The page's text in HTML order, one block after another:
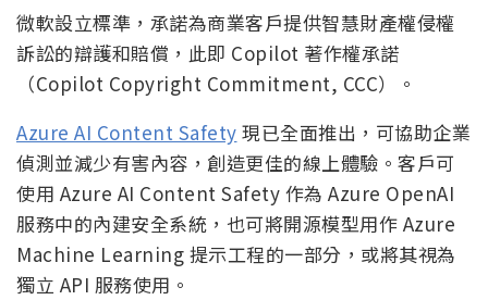
微軟設立標準，承諾為商業客戶提供智慧財產權侵權
訴訟的辯護和賠償，此即 Copilot 著作權承諾
（Copilot Copyright Commitment, CCC）。
Azure AI Content Safety 現已全面推出，可協助企業
偵測並減少有害內容，創造更佳的線上體驗。客戶可
使用 Azure AI Content Safety 作為 Azure OpenAI
服務中的內建安全系統，也可將開源模型用作 Azure
Machine Learning 提示工程的一部分，或將其視為
獨立 API 服務使用。